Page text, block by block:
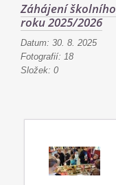
Záhájení školního
roku 2025/2026
Datum: 30. 8. 2025
Fotografií: 18
Složek: 0